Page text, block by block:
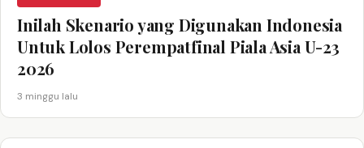
Inilah Skenario yang Digunakan Indonesia
Untuk Lolos Perempatfinal Piala Asia U-23
2026
3 minggu lalu